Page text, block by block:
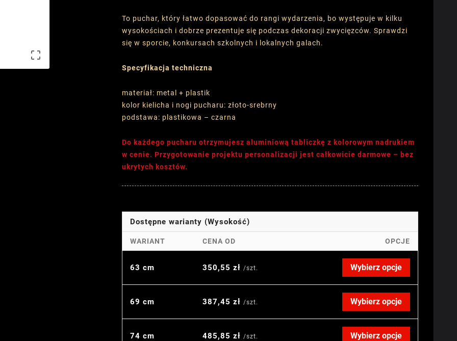

To puchar, który łatwo dopasować do rangi wydarzenia, bo występuje w kilku
wysokościach i dobrze prezentuje się podczas dekoracji zwycięzców. Sprawdzi
się w sporcie, konkursach szkolnych i lokalnych galach.
Specyfikacja techniczna
materiał: metal + plastik
kolor kielicha i nogi pucharu: złoto-srebrny
podstawa: plastikowa – czarna
Do każdego pucharu otrzymujesz aluminiową tabliczkę z kolorowym nadrukiem
w cenie. Przygotowanie projektu personalizacji jest całkowicie darmowe – bez
ukrytych kosztów.
Dostępne warianty (Wysokość)
WARIANT CENA OD OPCJE
63 cm 350,55 zł /szt. Wybierz opcje
69 cm 387,45 zł /szt. Wybierz opcje
74 cm 485,85 zł /szt. Wybierz opcje